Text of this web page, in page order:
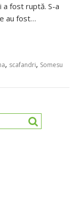
a fost ruptă. S-a
au fost…
, scafandri, Somesu